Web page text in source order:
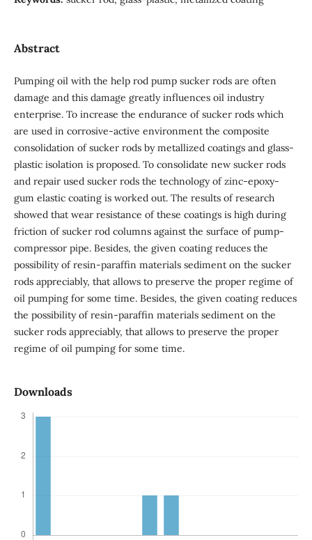
Abstract
Pumping oil with the help rod pump sucker rods are often
damage and this damage greatly influences oil industry
enterprise. To increase the endurance of sucker rods which
are used in corrosive-active environment the composite
consolidation of sucker rods by metallized coatings and glass-
plastic isolation is proposed. To consolidate new sucker rods
and repair used sucker rods the technology of zinc-epoxy-
gum elastic coating is worked out. The results of research
showed that wear resistance of these coatings is high during
friction of sucker rod columns against the surface of pump-
compressor pipe. Besides, the given coating reduces the
possibility of resin-paraffin materials sediment on the sucker
rods appreciably, that allows to preserve the proper regime of
oil pumping for some time. Besides, the given coating reduces
the possibility of resin-paraffin materials sediment on the
sucker rods appreciably, that allows to preserve the proper
regime of oil pumping for some time.
Downloads